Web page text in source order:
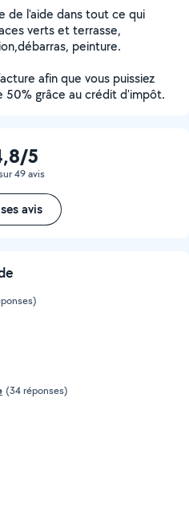
de l'aide dans tout ce qui
verts et terrasse,
peinture.
afin que vous puissiez
50% grâce au crédit d'impôt.
5
49 avis
avis
(34 réponses)